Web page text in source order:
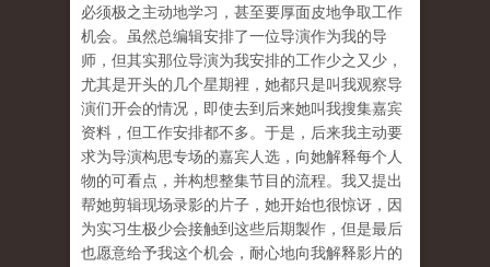
必须极之主动地学习，甚至要厚面皮地争取工作
机会。虽然总编辑安排了一位导演作为我的导
师，但其实那位导演为我安排的工作少之又少，
尤其是开头的几个星期裡，她都只是叫我观察导
演们开会的情况，即使去到后来她叫我搜集嘉宾
资料，但工作安排都不多。于是，后来我主动要
求为导演构思专场的嘉宾人选，向她解释每个人
物的可看点，并构想整集节目的流程。我又提出
帮她剪辑现场录影的片子，她开始也很惊讶，因
为实习生极少会接触到这些后期製作，但是最后
也愿意给予我这个机会，耐心地向我解释影片的